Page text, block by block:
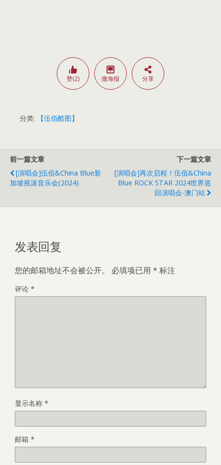
赞(2) 微海报 分享
分类: 【伍佰酷图】
前一篇文章
[演唱会]伍佰&China Blue新
加坡摇滚音乐会(2024)
下一篇文章
[演唱会]再次启程！伍佰&China
Blue ROCK STAR 2024世界巡
回演唱会-澳门站
发表回复
您的邮箱地址不会被公开。 必填项已用 * 标注
评论 *
显示名称 *
邮箱 *